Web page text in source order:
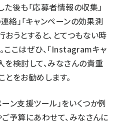
後も「応募者情報の収集」
連絡」「キャンペーンの効果測
うとすると、とてつもない時
ここはぜひ、「Instagramキャ
を検討して、みなさんの貴重
をお勧めします。
ン支援ツール」をいくつか例
予算にあわせて、みなさんに